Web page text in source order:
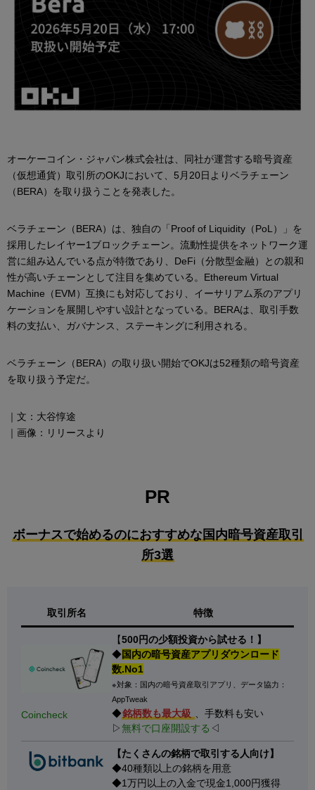
オーケーコイン・ジャパン株式会社は、同社が運営する暗号資産
（仮想通貨）取引所のOKJにおいて、5月20日よりベラチェーン
（BERA）を取り扱うことを発表した。
ベラチェーン（BERA）は、独自の「Proof of Liquidity（PoL）」を
採用したレイヤー1ブロックチェーン。流動性提供をネットワーク運
営に組み込んでいる点が特徴であり、DeFi（分散型金融）との親和
性が高いチェーンとして注目を集めている。Ethereum Virtual
Machine（EVM）互換にも対応しており、イーサリアム系のアプリ
ケーションを展開しやすい設計となっている。BERAは、取引手数
料の支払い、ガバナンス、ステーキングに利用される。
ベラチェーン（BERA）の取り扱い開始でOKJは52種類の暗号資産
を取り扱う予定だ。
｜文：大谷惇途
｜画像：リリースより
PR
ボーナスで始めるのにおすすめな国内暗号資産取引
所3選
取引所名 特徴
Coincheck
【500円の少額投資から試せる！】
◆国内の暗号資産アプリダウンロード
数.No1
※対象：国内の暗号資産取引アプリ、データ協力：
AppTweak
◆銘柄数も最大級 、手数料も安い
▷無料で口座開設する ◁
【たくさんの銘柄で取引する人向け】
◆40種類以上の銘柄を用意
◆1万円以上の入金で現金1,000円獲得